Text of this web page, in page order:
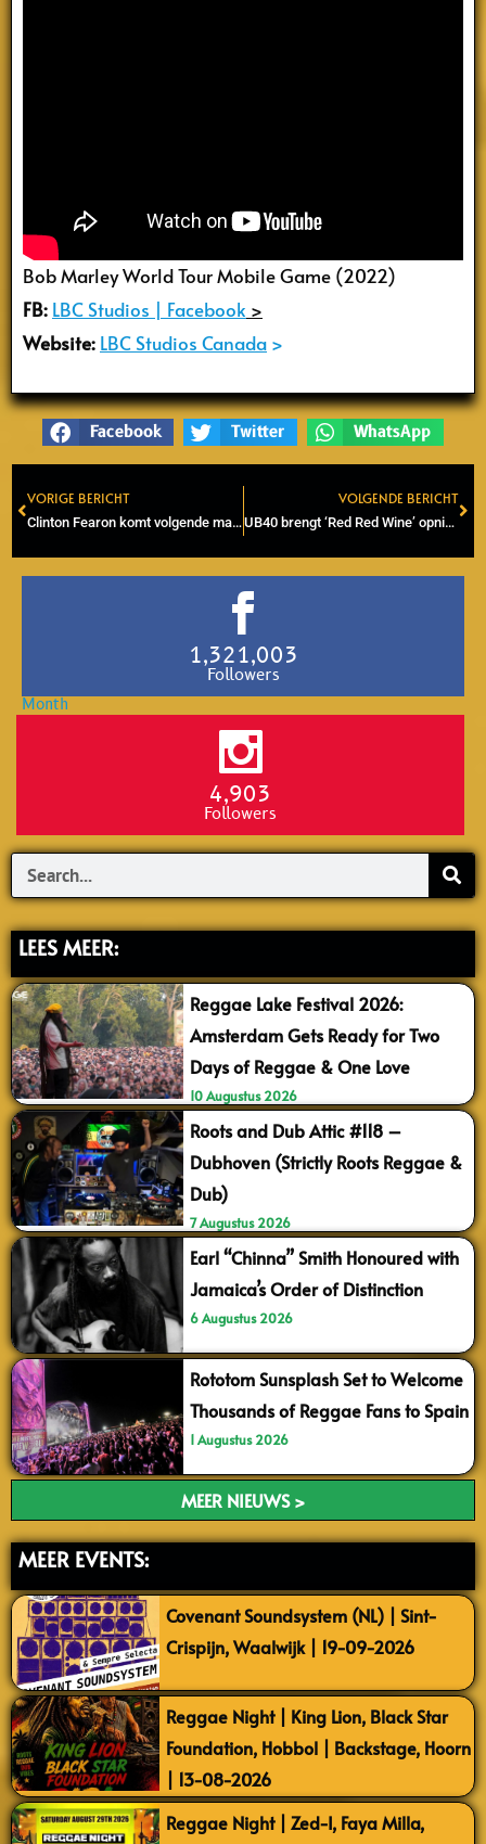
Bob Marley World Tour Mobile Game (2022)
FB: LBC Studios | Facebook >
Website: LBC Studios Canada >
Facebook Twitter WhatsApp
Prev
VORIGE BERICHT
Clinton Fearon komt volgende maand naar P60 in Amstelveen voor liveshow
VOLGENDE BERICHT
UB40 brengt ‘Red Red Wine’ opnieuw uit met Matt Doyle
1,321,003
Followers
4,903
Followers
Search
LEES MEER:
Reggae Lake Festival 2026:
Amsterdam Gets Ready for Two
Days of Reggae & One Love
10 Augustus 2026
Roots and Dub Attic #118 –
Dubhoven (Strictly Roots Reggae &
Dub)
7 Augustus 2026
Earl “Chinna” Smith Honoured with
Jamaica’s Order of Distinction
6 Augustus 2026
Rototom Sunsplash Set to Welcome
Thousands of Reggae Fans to Spain
1 Augustus 2026
MEER NIEUWS >
MEER EVENTS:
Covenant Soundsystem (NL) | Sint-
Crispijn, Waalwijk | 19-09-2026
Reggae Night | King Lion, Black Star
Foundation, Hobbol | Backstage, Hoorn
| 13-08-2026
Reggae Night | Zed-I, Faya Milla,